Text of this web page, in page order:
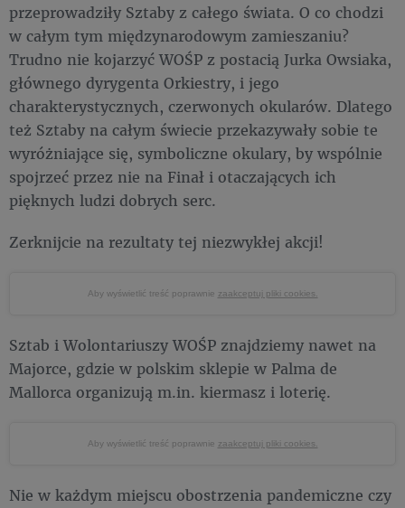
przeprowadziły Sztaby z całego świata. O co chodzi
w całym tym międzynarodowym zamieszaniu?
Trudno nie kojarzyć WOŚP z postacią Jurka Owsiaka,
głównego dyrygenta Orkiestry, i jego
charakterystycznych, czerwonych okularów. Dlatego
też Sztaby na całym świecie przekazywały sobie te
wyróżniające się, symboliczne okulary, by wspólnie
spojrzeć przez nie na Finał i otaczających ich
pięknych ludzi dobrych serc.
Zerknijcie na rezultaty tej niezwykłej akcji!
Aby wyświetlić treść poprawnie zaakceptuj pliki cookies.
Sztab i Wolontariuszy WOŚP znajdziemy nawet na
Majorce, gdzie w polskim sklepie w Palma de
Mallorca organizują m.in. kiermasz i loterię.
Aby wyświetlić treść poprawnie zaakceptuj pliki cookies.
Nie w każdym miejscu obostrzenia pandemiczne czy